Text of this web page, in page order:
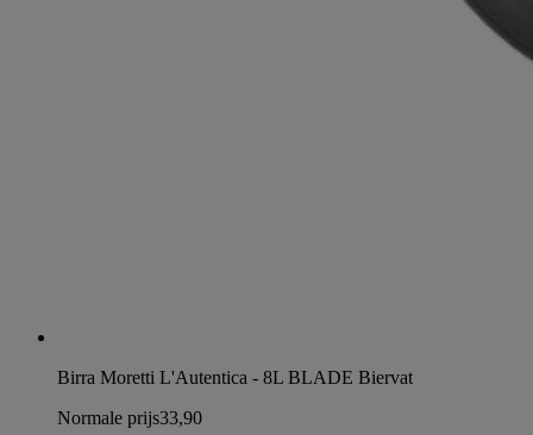
Birra Moretti L'Autentica - 8L BLADE Biervat
Normale prijs33,90